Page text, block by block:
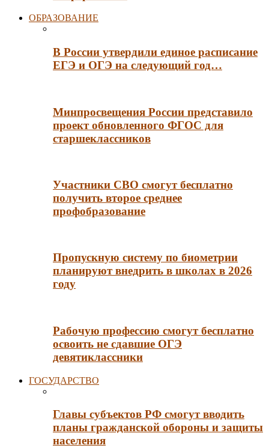
ОБРАЗОВАНИЕ
В России утвердили единое расписание
ЕГЭ и ОГЭ на следующий год…
Минпросвещения России представило
проект обновленного ФГОС для
старшеклассников
Участники СВО смогут бесплатно
получить второе среднее
профобразование
Пропускную систему по биометрии
планируют внедрить в школах в 2026
году
Рабочую профессию смогут бесплатно
освоить не сдавшие ОГЭ
девятиклассники
ГОСУДАРСТВО
Главы субъектов РФ смогут вводить
планы гражданской обороны и защиты
населения